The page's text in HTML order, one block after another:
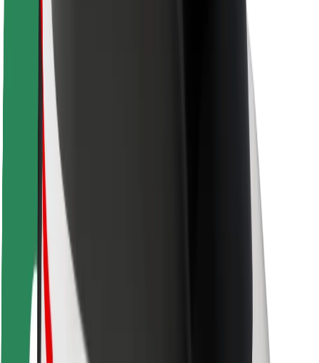
Orașe
Stații de încărcare Bolt
Serviciul de relații clienți
Pentru pasageri
Pentru șoferi
Pentru curieri
Bolt Food
Pentru proprietarii de flotă